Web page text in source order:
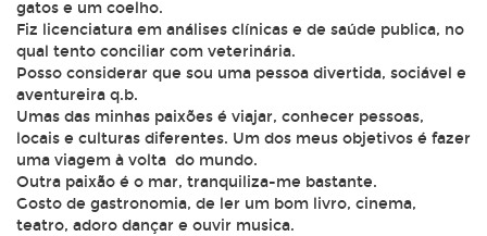
gatos e um coelho.
Fiz licenciatura em análises clínicas e de saúde publica, no
qual tento conciliar com veterinária.
Posso considerar que sou uma pessoa divertida, sociável e
aventureira q.b.
Umas das minhas paixões é viajar, conhecer pessoas,
locais e culturas diferentes. Um dos meus objetivos é fazer
uma viagem à volta do mundo.
Outra paixão é o mar, tranquiliza-me bastante.
Gosto de gastronomia, de ler um bom livro, cinema,
teatro, adoro dançar e ouvir musica.